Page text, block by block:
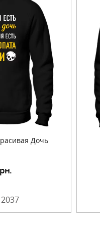
Дочь